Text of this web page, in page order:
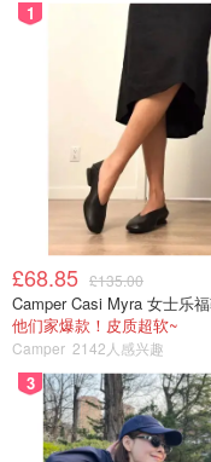
7⃣️ 揉好一个个面
1
£68.85 £135.00
Camper Casi Myra 女士乐
他们家爆款！皮质超软~
Camper 2142人感兴趣
3